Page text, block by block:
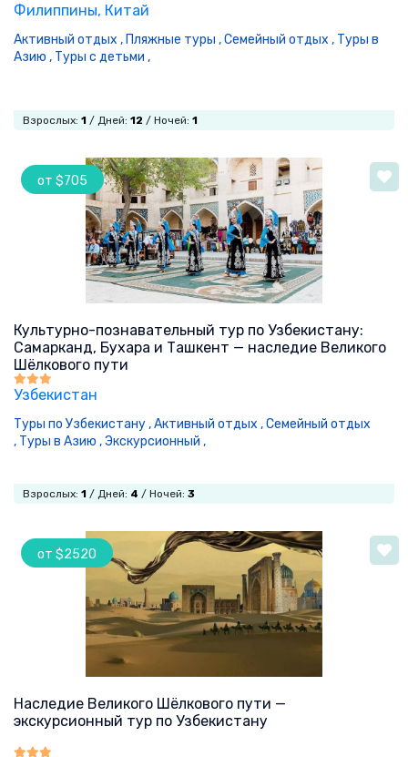
Филиппины, Китай
Активный отдых , Пляжные туры ,Семейный отдых , Туры в
Азию , Туры с детьми ,
Взрослых: 1 / Дней: 12 / Ночей: 1
от $705
Культурно-познавательный тур по Узбекистану:
Самарканд, Бухара и Ташкент — наследие Великого
Шёлкового пути
Узбекистан
Туры по Узбекистану ,Активный отдых ,Семейный отдых
, Туры в Азию ,Экскурсионный ,
Взрослых: 1 / Дней: 4 / Ночей: 3
от $2520
Наследие Великого Шёлкового пути —
экскурсионный тур по Узбекистану